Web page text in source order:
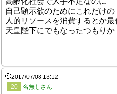
自己顕示欲のためにこれだけの
人的リソースを消費するとか最
天皇陛下にでもなったつもりか
2017/07/08 13:12
20
名無しさん